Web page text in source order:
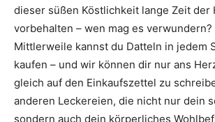
dieser süßen Köstlichkeit lange Zeit der
vorbehalten – wen mag es verwundern?
Mittlerweile kannst du Datteln in jedem
kaufen – und wir können dir nur ans
gleich auf den Einkaufszettel zu
anderen Leckereien, die nicht nur dein
sondern auch dein körperliches